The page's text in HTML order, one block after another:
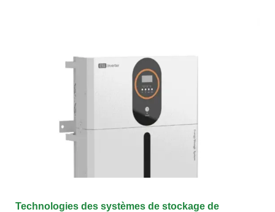
Technologies des systèmes de stockage de